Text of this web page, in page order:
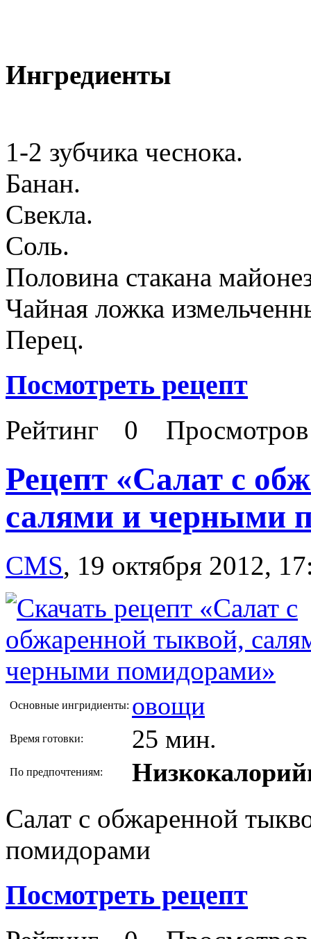
Ингредиенты
1-2 зубчика чеснока.
Банан.
Свекла.
Соль.
Половина стакана
Чайная ложка
Перец.
Посмотреть рецепт
Рейтинг 0
Рецепт «Салат с
салями и черными
CMS, 19 октября 2012,
Основные ингридиенты: овощи
Время готовки: 25 мин.
По предпочтениям:
Салат с обжаренной
помидорами
Посмотреть рецепт